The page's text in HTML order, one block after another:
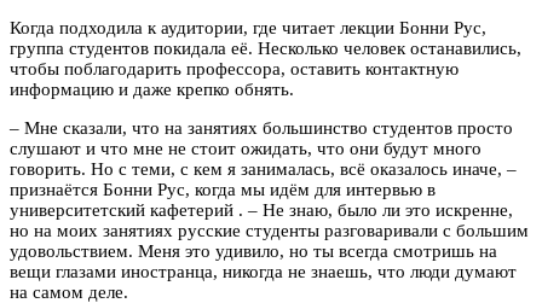
Когда подходила к аудитории, где читает лекции Бонни Рус,
группа студентов покидала её. Несколько человек останавились,
чтобы поблагодарить профессора, оставить контактную
информацию и даже крепко обнять.
– Мне сказали, что на занятиях большинство студентов просто
слушают и что мне не стоит ожидать, что они будут много
говорить. Но с теми, с кем я занималась, всё оказалось иначе, –
признаётся Бонни Рус, когда мы идём для интервью в
университетский кафетерий . – Не знаю, было ли это искренне,
но на моих занятиях русские студенты разговаривали с большим
удовольствием. Меня это удивило, но ты всегда смотришь на
вещи глазами иностранца, никогда не знаешь, что люди думают
на самом деле.